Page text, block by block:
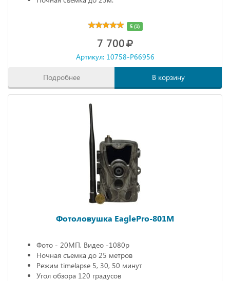
5 (1)
7 700
Артикул: 10758-P66956
Подробнее В корзину
Фотоловушка EaglePro-801M
Фото - 20МП, Видео -1080р
Ночная съемка до 25 метров
Режим timelapse 5, 30, 50 минут
Угол обзора 120 градусов